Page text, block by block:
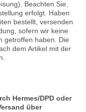
Beachten Sie,
erfolgt. Haben
bestellt, versenden
sofern wir keine
getroffen haben. Die
dem Artikel mit der
Hermes/DPD oder
über